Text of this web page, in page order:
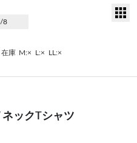
/8
在庫 M:× L:× LL:×
ックTシャツ